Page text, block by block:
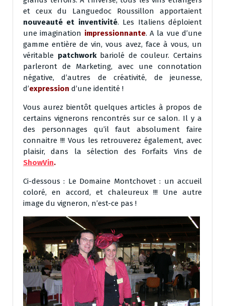
et ceux du Languedoc Roussillon apportaient
nouveauté et inventivité. Les Italiens déploient
une imagination impressionnante. A la vue d’une
gamme entière de vin, vous avez, face à vous, un
véritable patchwork bariolé de couleur. Certains
parleront de Marketing, avec une connotation
négative, d’autres de créativité, de jeunesse,
d’expression d’une identité !
Vous aurez bientôt quelques articles à propos de
certains vignerons rencontrés sur ce salon. Il y a
des personnages qu’il faut absolument faire
connaitre !!! Vous les retrouverez également, avec
plaisir, dans la sélection des Forfaits Vins de
ShowVin.
Ci-dessous : Le Domaine Montchovet : un accueil
coloré, en accord, et chaleureux !!! Une autre
image du vigneron, n’est-ce pas !